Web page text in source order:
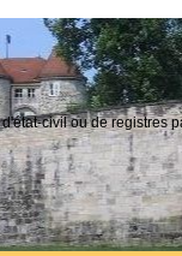
civil ou de registres